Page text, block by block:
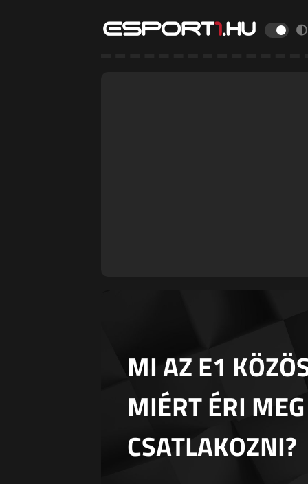
MI AZ E1
MIÉRT ÉRI MEG
CSATLAKOZNI?